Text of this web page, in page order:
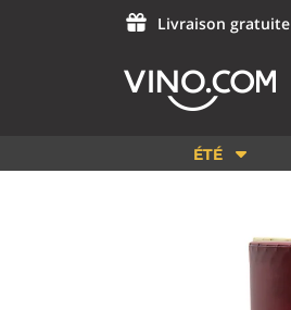
Livraison gratuite
ÉTÉ